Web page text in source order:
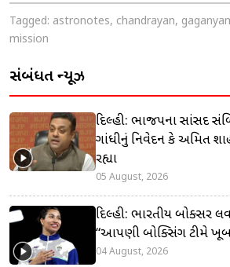
Tagged: astronotes, chandrayan, gaganyan
mission
સંબંધિત ન્યૂઝ
દિલ્હી: ભાજપના સાંસદ
ગાંધીનું નિવેદન કે અમિત
રહ્યા
05 August, 2026
દિલ્હી: ભારતીય બોક્સર
“આપણી બોક્સિંગ ટીમે ખૂબ
04 August, 2026